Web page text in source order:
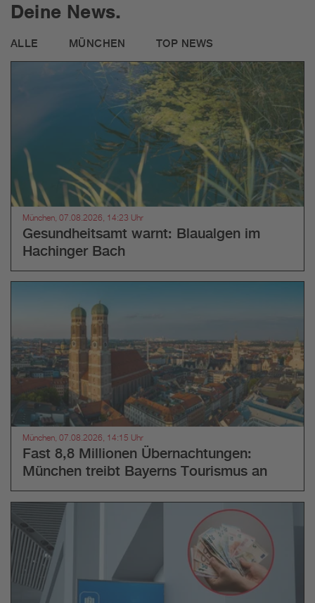
Deine News.
ALLE MÜNCHEN TOP NEWS
München, 07.08.2026, 14:23 Uhr
Gesundheitsamt warnt: Blaualgen im
Hachinger Bach
München, 07.08.2026, 14:15 Uhr
Fast 8,8 Millionen Übernachtungen:
München treibt Bayerns Tourismus an